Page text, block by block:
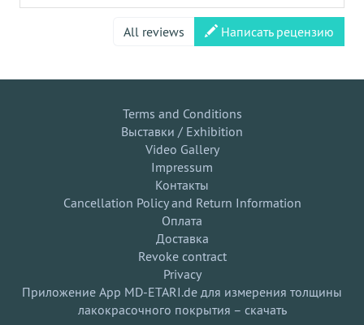
All reviews Написать рецензию
Terms and Conditions
Выставки / Exhibition
Video Gallery
Impressum
Контакты
Cancellation Policy and Return Information
Оплата
Доставка
Revoke contract
Privacy
Приложение App MD-ETARI.de для измерения толщины
лакокрасочного покрытия – скачать